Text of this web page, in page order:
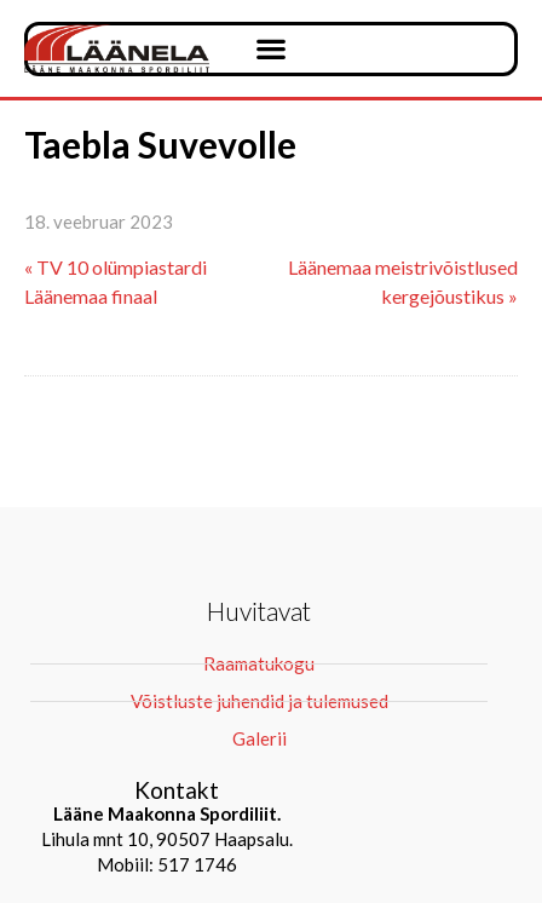
Taebla Suvevolle
18. veebruar 2023
« TV 10 olümpiastardi
Läänemaa finaal
Läänemaa meistrivõistlused
kergejõustikus »
Huvitavat
Raamatukogu
Võistluste juhendid ja tulemused
Galerii
Kontakt
Lääne Maakonna Spordiliit.
Lihula mnt 10, 90507 Haapsalu.
Mobiil: 517 1746